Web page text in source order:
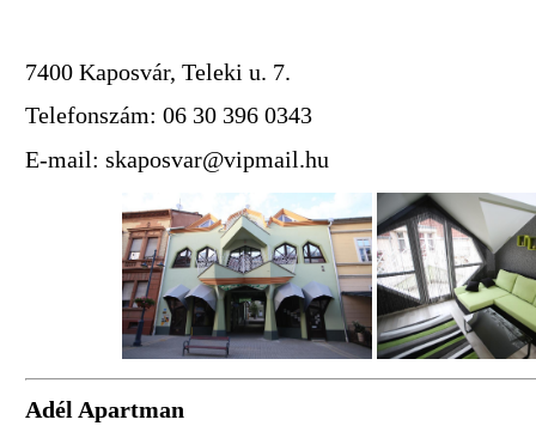
7400 Kaposvár, Teleki u. 7.
Telefonszám: 06 30 396 0343
E-mail: skaposvar@vipmail.hu
Adél Apartman